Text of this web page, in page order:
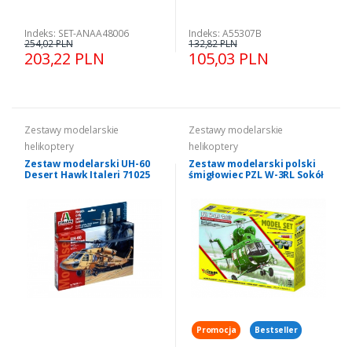
Indeks: SET-ANAA48006
203,22 PLN
254,02 PLN
Indeks: A55307B
105,03 PLN
132,82 PLN
Zestawy modelarskie
helikoptery
Zestaw modelarski UH-60
Desert Hawk Italeri 71025
Zestawy modelarskie
helikoptery
Zestaw modelarski polski
śmigłowiec PZL W-3RL Sokół
Promocja Bestseller